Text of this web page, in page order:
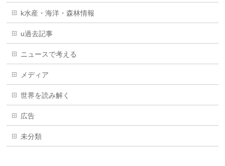
k水産・海洋・森林情報
u過去記事
ニュースで考える
メディア
世界を読み解く
広告
未分類